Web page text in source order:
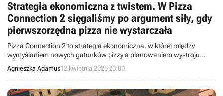
Strategia ekonomiczna z twistem. W Pizza
Connection 2 sięgaliśmy po argument siły, gdy
pierwszorzędna pizza nie wystarczała
Pizza Connection 2 to strategia ekonomiczna, w której między
wymyślaniem nowych gatunków pizzy a planowaniem wystroju
lokalu uciekaliśmy się do czystej gangsterki. Wszystko po to, aby
klient nie chodził głodny.
Agnieszka Adamus12 kwietnia 2025 20:00